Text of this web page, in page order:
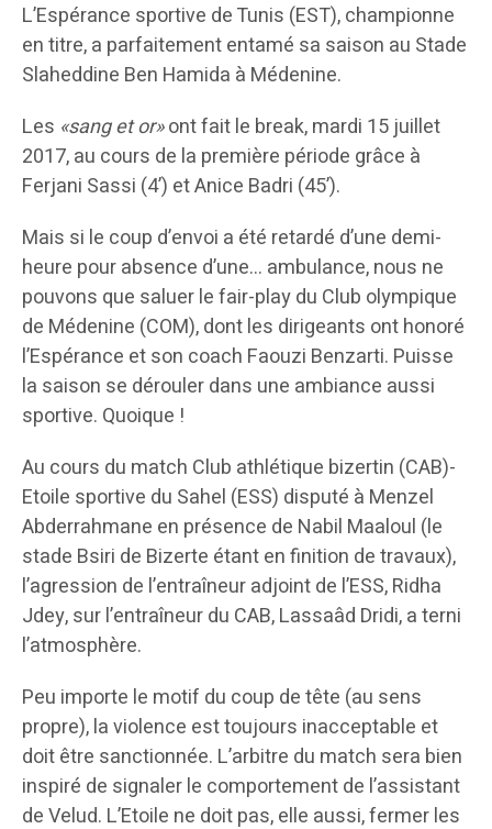
L’Espérance sportive de Tunis (EST), championne
en titre, a parfaitement entamé sa saison au Stade
Slaheddine Ben Hamida à Médenine.
Les «sang et or»ont fait le break, mardi 15 juillet
2017, au cours de la première période grâce à
Ferjani Sassi (4’) et Anice Badri (45’).
Mais si le coup d’envoi a été retardé d’une demi-
heure pour absence d’une… ambulance, nous ne
pouvons que saluer le fair-play du Club olympique
de Médenine (COM), dont les dirigeants ont honoré
l’Espérance et son coach Faouzi Benzarti. Puisse
la saison se dérouler dans une ambiance aussi
sportive. Quoique !
Au cours du match Club athlétique bizertin (CAB)-
Etoile sportive du Sahel (ESS) disputé à Menzel
Abderrahmane en présence de Nabil Maaloul (le
stade Bsiri de Bizerte étant en finition de travaux),
l’agression de l’entraîneur adjoint de l’ESS, Ridha
Jdey, sur l’entraîneur du CAB, Lassaâd Dridi, a terni
l’atmosphère.
Peu importe le motif du coup de tête (au sens
propre), la violence est toujours inacceptable et
doit être sanctionnée. L’arbitre du match sera bien
inspiré de signaler le comportement de l’assistant
de Velud. L’Etoile ne doit pas, elle aussi, fermer les